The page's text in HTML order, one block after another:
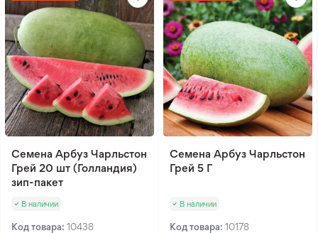
Семена Арбуз Чарльстон
Грей 20 шт (Голландия)
зип-пакет
В наличии
Код товара: 10438
Семена Арбуз Чарльстон
Грей 5 Г
В наличии
Код товара: 10178